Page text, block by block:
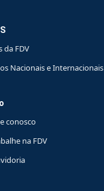
da FDV
Nacionais e Internacionais
conosco
na FDV